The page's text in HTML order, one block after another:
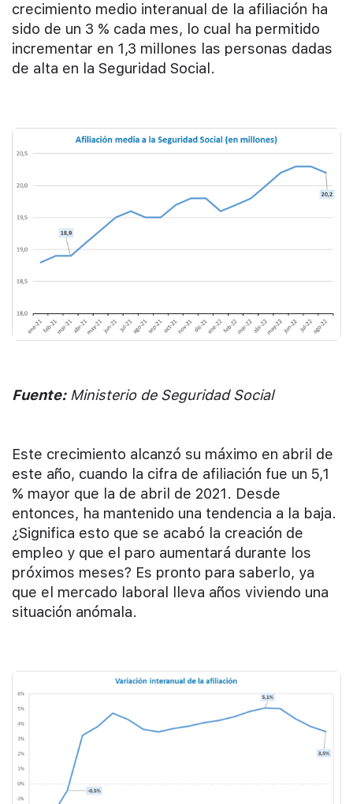
crecimiento medio interanual de la afiliación ha
sido de un 3 % cada mes, lo cual ha permitido
incrementar en 1,3 millones las personas dadas
de alta en la Seguridad Social.
Fuente:Ministerio de Seguridad Social
Este crecimiento alcanzó su máximo en abril de
este año, cuando la cifra de afiliación fue un 5,1
% mayor que la de abril de 2021. Desde
entonces, ha mantenido una tendencia a la baja.
¿Significa esto que se acabó la creación de
empleo y que el paro aumentará durante los
próximos meses? Es pronto para saberlo, ya
que el mercado laboral lleva años viviendo una
situación anómala.